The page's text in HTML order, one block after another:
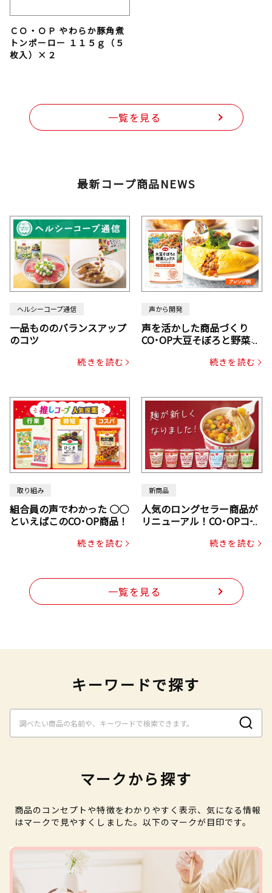
ＣＯ・ＯＰ やわらか豚角煮
トンポーロー １１５ｇ（５
枚入）×２
一覧を見る
最新コープ商品NEWS
ヘルシーコープ通信
一品もののバランスアップ
のコツ
続きを読む
声から開発
声を活かした商品づくり
CO･OP大豆そぼろと野菜ミ
じん・コーン入り）続きを読む
取り組み
組合員の声でわかった ○○
といえばこのCO･OP商品！
続きを読む
新商品
人気のロングセラー商品が
リニューアル！CO･OPコー
続きを読む
一覧を見る
キーワードで探す
マークから探す
商品のコンセプトや特徴をわかりやすく表示、気になる情報
はマークで見やすくしました。以下のマークが目印です。